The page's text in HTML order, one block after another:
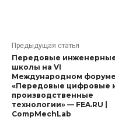
Предыдущая статья
Передовые
школы на VI
Международном форуме
«Передовые цифровые
производственные
технологии» — FEA.RU |
CompMechLab